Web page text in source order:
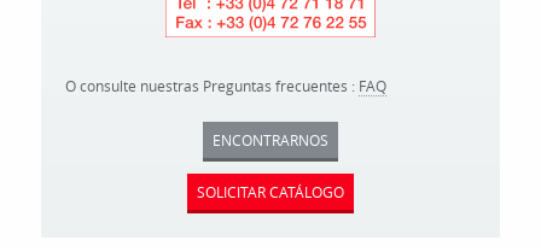
O consulte nuestras Preguntas frecuentes : FAQ
ENCONTRARNOS
SOLICITAR CATÁLOGO